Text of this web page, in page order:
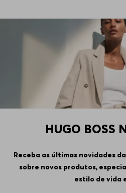
4GG
HUGO BOSS
Receba as últimas novidades
sobre novos produtos,
estilo de vida